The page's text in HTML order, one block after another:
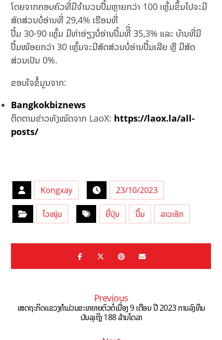
ໂດຍຈາກຄອບຄົວທີ່ມີຈຳນວນປຶ້ມຫຼາຍກວ່າ 100 ເຫຼັ້ມຂຶ້ນໄປຈະມີ
ສັດສ່ວນບໍ່ອ່ານທີ່ 29,4% ເຮືອນທີ່
ປຶ້ມ 30-90 ເຫຼັ້ມ ມີທ່າອ່ຽງບໍ່ອ່ານປຶ້ມທີີ່ 35,3% ແລະ ບ້ານທີ່ມີ
ປຶ້ມໜ້ອຍກວ່າ 30 ເຫຼັ້ມຈະມີສັດສ່ວນບໍ່ອ່ານປຶ້ມເລີຍ ຫຼື ມີສັດ
ສ່ວນເປັນ 0%.
ຂອບໃຈຂໍ້ມູນຈາກ:
Bangkokbiznews
ຕິດຕາມຂ່າວທັງໝົດຈາກ LaoX: https://laox.la/all-
posts/
Kongxay 23/10/2023
ໄວໜຸ່ມ ຍີ່ປຸ່ນ ປຶ້ມ ລາວເອັກ
Previous
ເສດຖະກິດແຂວງຄຳມ່ວນຂະຫຍາຍຕົວຕໍ່ເນື່ອງ 9 ເດືອນ ປີ 2023 ການລົງທຶນ
ບັນລຸເຖິງ 188 ລ້ານໂດລາ